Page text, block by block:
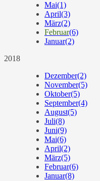
Mai(1)
April(3)
März(2)
Februar(6)
Januar(2)
2018
Dezember(2)
November(5)
Oktober(5)
September(4)
August(5)
Juli(8)
Juni(9)
Mai(6)
April(2)
März(5)
Februar(6)
Januar(8)